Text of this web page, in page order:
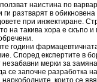
наистина по
ги разтварят в
при инжектиране.
на такива хора е скъпо
години
Според експертите в
мерки за
се започне разработка
които се